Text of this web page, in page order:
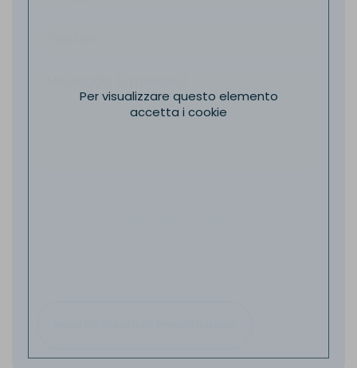
Per visualizzare questo elemento
accetta i cookie